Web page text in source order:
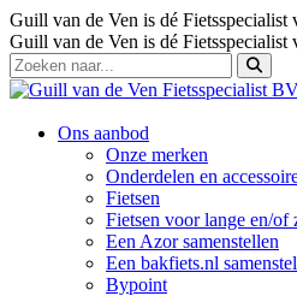
Guill van de Ven is dé
Guill van de Ven is dé
Ons aanbod
Onze merken
Onderdelen en
Fietsen
Fietsen voor lange en/of
Een Azor samenstellen
Een bakfiets.nl
Bypoint